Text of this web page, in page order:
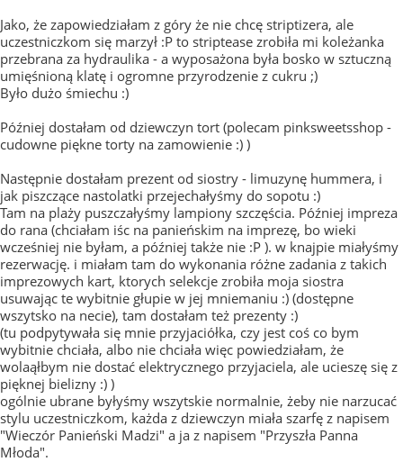
Jako, że zapowiedziałam z góry że nie chcę striptizera, ale
uczestniczkom się marzył :P to striptease zrobiła mi koleżanka
przebrana za hydraulika - a wyposażona była bosko w sztuczną
umięśnioną klatę i ogromne przyrodzenie z cukru ;)
Było dużo śmiechu :)
Później dostałam od dziewczyn tort (polecam pinksweetsshop -
cudowne piękne torty na zamowienie :) )
Następnie dostałam prezent od siostry - limuzynę hummera, i
jak piszczące nastolatki przejechałyśmy do sopotu :)
Tam na plaży puszczałyśmy lampiony szczęścia. Później impreza
do rana (chciałam iśc na panieńskim na imprezę, bo wieki
wcześniej nie byłam, a później także nie :P ). w knajpie miałyśmy
rezerwację. i miałam tam do wykonania różne zadania z takich
imprezowych kart, ktorych selekcje zrobiła moja siostra
usuwając te wybitnie głupie w jej mniemaniu :) (dostępne
wszytsko na necie), tam dostałam też prezenty :)
(tu podpytywała się mnie przyjaciółka, czy jest coś co bym
wybitnie chciała, albo nie chciała więc powiedziałam, że
wolaąłbym nie dostać elektrycznego przyjaciela, ale ucieszę się z
pięknej bielizny :) )
ogólnie ubrane byłyśmy wszytskie normalnie, żeby nie narzucać
stylu uczestniczkom, każda z dziewczyn miała szarfę z napisem
"Wieczór Panieński Madzi" a ja z napisem "Przyszła Panna
Młoda".